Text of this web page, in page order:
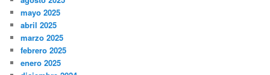
mayo 2025
abril 2025
marzo 2025
febrero 2025
enero 2025